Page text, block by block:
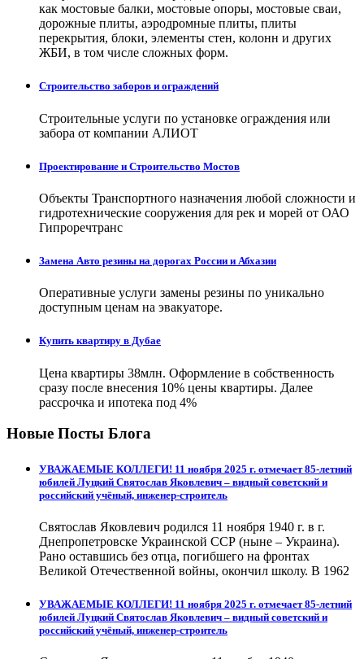
как мостовые балки, мостовые опоры, мостовые сваи,
дорожные плиты, аэродромные плиты, плиты
перекрытия, блоки, элементы стен, колонн и других
ЖБИ, в том числе сложных форм.
Строительство заборов и ограждений
Строительные услуги по установке ограждения или
забора от компании АЛИОТ
Проектирование и Строительство Мостов
Объекты Транспортного назначения любой сложности и
гидротехнические сооружения для рек и морей от ОАО
Гипроречтранс
Замена Авто резины на дорогах России и Абхазии
Оперативные услуги замены резины по уникально
доступным ценам на эвакуаторе.
Купить квартиру в Дубае
Цена квартиры 38млн. Оформление в собственность
сразу после внесения 10% цены квартиры. Далее
рассрочка и ипотека под 4%
Новые Посты Блога
УВАЖАЕМЫЕ КОЛЛЕГИ! 11 ноября 2025 г. отмечает 85-летний
юбилей Луцкий Святослав Яковлевич – видный советский и
российский учёный, инженер-строитель
Святослав Яковлевич родился 11 ноября 1940 г. в г.
Днепропетровске Украинской ССР (ныне – Украина).
Рано оставшись без отца, погибшего на фронтах
Великой Отечественной войны, окончил школу. В 1962
УВАЖАЕМЫЕ КОЛЛЕГИ! 11 ноября 2025 г. отмечает 85-летний
юбилей Луцкий Святослав Яковлевич – видный советский и
российский учёный, инженер-строитель